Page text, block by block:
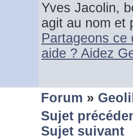
Yves Jacolin,
agit au nom et
Partageons ce
aide ? Aidez
Forum »
Sujet
Sujet suivant